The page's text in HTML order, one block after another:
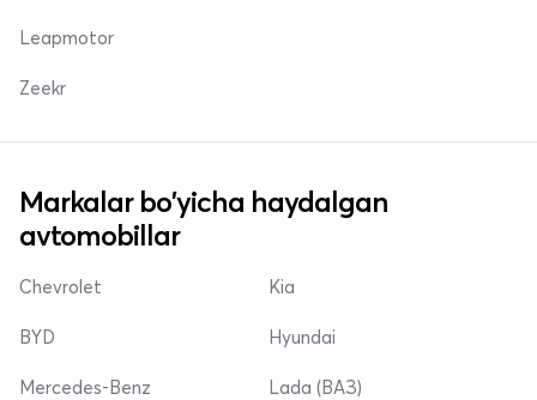
Leapmotor
Zeekr
Markalar bo'yicha haydalgan
avtomobillar
Chevrolet
BYD
Mercedes-Benz
Kia
Hyundai
Lada (ВАЗ)